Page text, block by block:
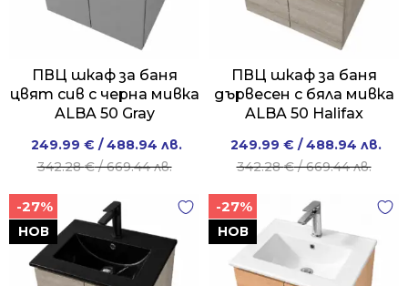
ПВЦ шкаф за баня
цвят сив с черна мивка
ALBA 50 Gray
342.28€/ 669.44 лв.
Original
price
342.28 €
/
669.44 лв..
249.99 € / 488.94 лв.
Current
price
249.99 €
/
488.94 лв..
ПВЦ шкаф за баня
дървесен с бяла мивка
ALBA 50 Halifax
342.28€/ 669.44 лв.
Original
price
342.28 €
669.44 лв..
249.99 € / 488.94 лв.
Current
price
249.99 €
488.94 лв..
НОВ
-27%
НОВ
-27%